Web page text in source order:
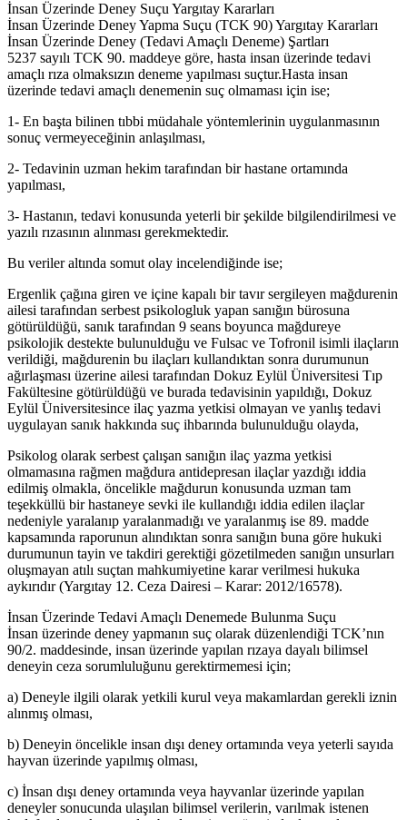
İnsan Üzerinde Deney Suçu Yargıtay Kararları
İnsan Üzerinde Deney Yapma Suçu (TCK 90) Yargıtay Kararları
İnsan Üzerinde Deney (Tedavi Amaçlı Deneme) Şartları
5237 sayılı TCK 90. maddeye göre, hasta insan üzerinde tedavi
amaçlı rıza olmaksızın deneme yapılması suçtur.Hasta insan
üzerinde tedavi amaçlı denemenin suç olmaması için ise;
1- En başta bilinen tıbbi müdahale yöntemlerinin uygulanmasının
sonuç vermeyeceğinin anlaşılması,
2- Tedavinin uzman hekim tarafından bir hastane ortamında
yapılması,
3- Hastanın, tedavi konusunda yeterli bir şekilde bilgilendirilmesi ve
yazılı rızasının alınması gerekmektedir.
Bu veriler altında somut olay incelendiğinde ise;
Ergenlik çağına giren ve içine kapalı bir tavır sergileyen mağdurenin
ailesi tarafından serbest psikologluk yapan sanığın bürosuna
götürüldüğü, sanık tarafından 9 seans boyunca mağdureye
psikolojik destekte bulunulduğu ve Fulsac ve Tofronil isimli ilaçların
verildiği, mağdurenin bu ilaçları kullandıktan sonra durumunun
ağırlaşması üzerine ailesi tarafından Dokuz Eylül Üniversitesi Tıp
Fakültesine götürüldüğü ve burada tedavisinin yapıldığı, Dokuz
Eylül Üniversitesince ilaç yazma yetkisi olmayan ve yanlış tedavi
uygulayan sanık hakkında suç ihbarında bulunulduğu olayda,
Psikolog olarak serbest çalışan sanığın ilaç yazma yetkisi
olmamasına rağmen mağdura antidepresan ilaçlar yazdığı iddia
edilmiş olmakla, öncelikle mağdurun konusunda uzman tam
teşekküllü bir hastaneye sevki ile kullandığı iddia edilen ilaçlar
nedeniyle yaralanıp yaralanmadığı ve yaralanmış ise 89. madde
kapsamında raporunun alındıktan sonra sanığın buna göre hukuki
durumunun tayin ve takdiri gerektiği gözetilmeden sanığın unsurları
oluşmayan atılı suçtan mahkumiyetine karar verilmesi hukuka
aykırıdır (Yargıtay 12. Ceza Dairesi – Karar: 2012/16578).
İnsan Üzerinde Tedavi Amaçlı Denemede Bulunma Suçu
İnsan üzerinde deney yapmanın suç olarak düzenlendiği TCK’nın
90/2. maddesinde, insan üzerinde yapılan rızaya dayalı bilimsel
deneyin ceza sorumluluğunu gerektirmemesi için;
a) Deneyle ilgili olarak yetkili kurul veya makamlardan gerekli iznin
alınmış olması,
b) Deneyin öncelikle insan dışı deney ortamında veya yeterli sayıda
hayvan üzerinde yapılmış olması,
c) İnsan dışı deney ortamında veya hayvanlar üzerinde yapılan
deneyler sonucunda ulaşılan bilimsel verilerin, varılmak istenen